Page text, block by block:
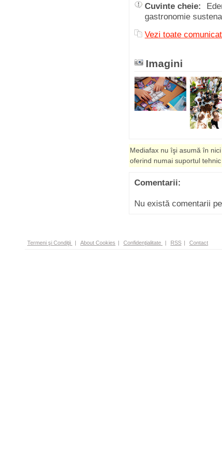
Cuvinte cheie:
gastronomie
Vezi toate
Imagini
Mediafax nu îşi asumă în
oferind numai suportul
Comentarii:
Nu există comentarii
Termeni şi Condiţii | About Cookies | Confidenţialitate | RSS | Contact